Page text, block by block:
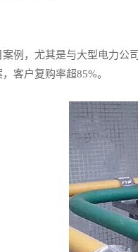
例，尤其是与大型电力公
客户复购率超85%。